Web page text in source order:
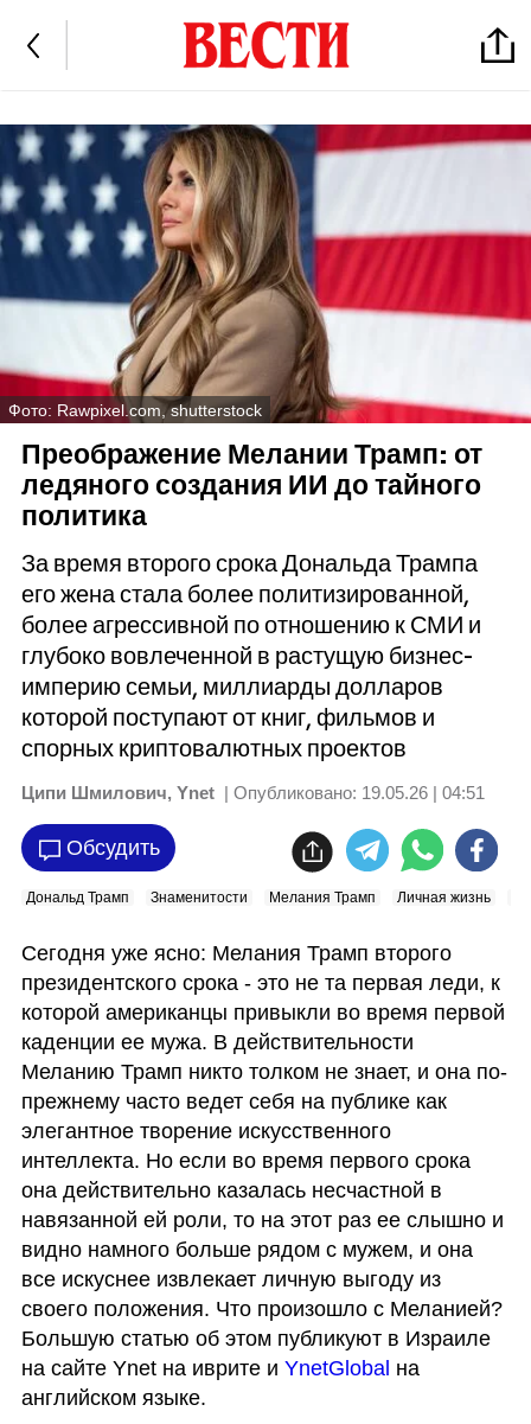
Фото: Rawpixel.com, shutterstock
Преображение Мелании Трамп: от
ледяного создания ИИ до тайного
политика
За время второго срока Дональда Трампа
его жена стала более политизированной,
более агрессивной по отношению к СМИ и
глубоко вовлеченной в растущую бизнес-
империю семьи, миллиарды долларов
которой поступают от книг, фильмов и
спорных криптовалютных проектов
Ципи Шмилович, Ynet | Опубликовано: 19.05.26 | 04:51
Обсудить
Дональд Трамп Знаменитости Мелания Трамп Личная жизнь
Сегодня уже ясно: Мелания Трамп второго
президентского срока - это не та первая леди, к
которой американцы привыкли во время первой
каденции ее мужа. В действительности
Меланию Трамп никто толком не знает, и она по-
прежнему часто ведет себя на публике как
элегантное творение искусственного
интеллекта. Но если во время первого срока
она действительно казалась несчастной в
навязанной ей роли, то на этот раз ее слышно и
видно намного больше рядом с мужем, и она
все искуснее извлекает личную выгоду из
своего положения. Что произошло с Меланией?
Большую статью об этом публикуют в Израиле
на сайте Ynet на иврите и YnetGlobal на
английском языке.